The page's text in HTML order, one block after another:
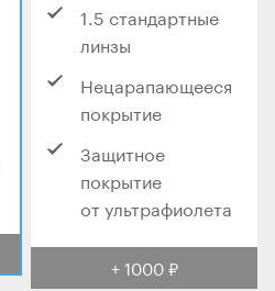
1.5 стандартные
линзы
Нецарапающееся
покрытие
Защитное
покрытие
от ультрафиолета
+ 1000 ₽